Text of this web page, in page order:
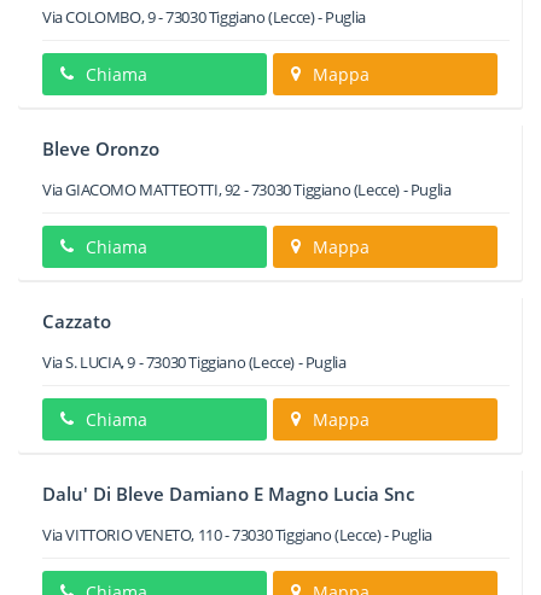
Via COLOMBO, 9-73030Tiggiano(Lecce) -Puglia
Chiama Mappa
Bleve Oronzo
Via GIACOMO MATTEOTTI, 92-73030Tiggiano(Lecce) -Puglia
Chiama Mappa
Cazzato
Via S. LUCIA, 9-73030Tiggiano(Lecce) -Puglia
Chiama Mappa
Dalu' Di Bleve Damiano E Magno Lucia Snc
Via VITTORIO VENETO, 110-73030Tiggiano(Lecce) -Puglia